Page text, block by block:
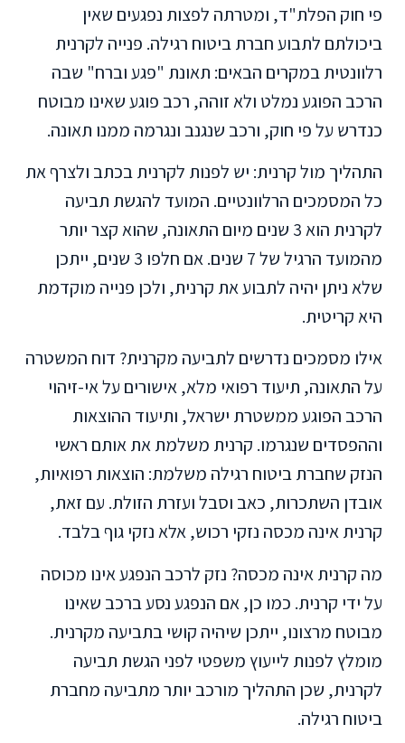
פי חוק הפלת"ד, ומטרתה לפצות נפגעים שאין
ביכולתם לתבוע חברת ביטוח רגילה. פנייה לקרנית
רלוונטית במקרים הבאים: תאונת "פגע וברח" שבה
הרכב הפוגע נמלט ולא זוהה, רכב פוגע שאינו מבוטח
כנדרש על פי חוק, ורכב שנגנב ונגרמה ממנו תאונה.
התהליך מול קרנית: יש לפנות לקרנית בכתב ולצרף את
כל המסמכים הרלוונטיים. המועד להגשת תביעה
לקרנית הוא 3 שנים מיום התאונה, שהוא קצר יותר
מהמועד הרגיל של 7 שנים. אם חלפו 3 שנים, ייתכן
שלא ניתן יהיה לתבוע את קרנית, ולכן פנייה מוקדמת
היא קריטית.
אילו מסמכים נדרשים לתביעה מקרנית? דוח המשטרה
על התאונה, תיעוד רפואי מלא, אישורים על אי-זיהוי
הרכב הפוגע ממשטרת ישראל, ותיעוד ההוצאות
וההפסדים שנגרמו. קרנית משלמת את אותם ראשי
הנזק שחברת ביטוח רגילה משלמת: הוצאות רפואיות,
אובדן השתכרות, כאב וסבל ועזרת הזולת. עם זאת,
קרנית אינה מכסה נזקי רכוש, אלא נזקי גוף בלבד.
מה קרנית אינה מכסה? נזק לרכב הנפגע אינו מכוסה
על ידי קרנית. כמו כן, אם הנפגע נסע ברכב שאינו
מבוטח מרצונו, ייתכן שיהיה קושי בתביעה מקרנית.
מומלץ לפנות לייעוץ משפטי לפני הגשת תביעה
לקרנית, שכן התהליך מורכב יותר מתביעה מחברת
ביטוח רגילה.